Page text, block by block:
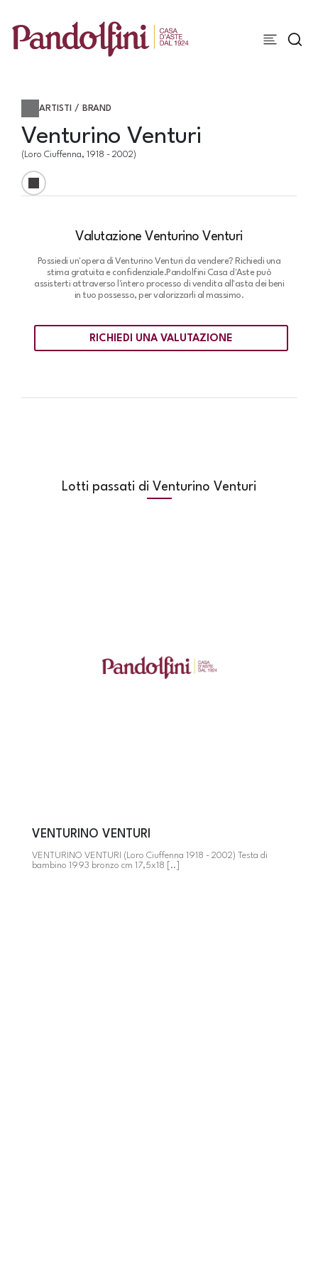
ARTISTI / BRAND
Venturino Venturi
(Loro Ciuffenna, 1918 - 2002)
Valutazione Venturino Venturi
Possiedi un'opera di Venturino Venturi da vendere? Richiedi una
stima gratuita e confidenziale.Pandolfini Casa d'Aste può
assisterti attraverso l'intero processo di vendita all'asta dei beni
in tuo possesso, per valorizzarli al massimo.
RICHIEDI UNA VALUTAZIONE
Lotti passati di Venturino Venturi
VENTURINO VENTURI
VENTURINO VENTURI (Loro Ciuffenna 1918 - 2002) Testa di
bambino 1993 bronzo cm 17,5x18 [..]